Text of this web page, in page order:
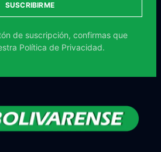
SUSCRIBIRME
de suscripción, confirmas que
Política de Privacidad.